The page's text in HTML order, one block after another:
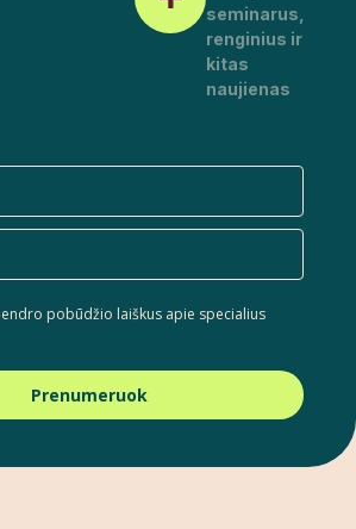
seminarus,
renginius ir
kitas
naujienas
pobūdžio laiškus apie specialius
Prenumeruok